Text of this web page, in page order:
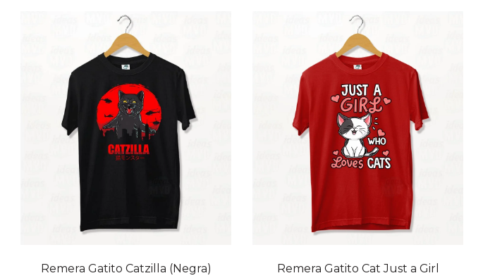
20% OFF
Remera Gatito Catzilla (Negra)
20% OFF
Remera Gatito Cat Just a Girl